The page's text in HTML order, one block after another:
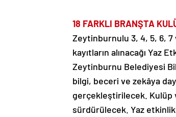
18 FARKLI BRANŞTA
Zeytinburnulu 3, 4, 5, 6, 7
kayıtların alınacağı
Zeytinburnu Belediyesi
bilgi, beceri ve zekâya
gerçekleştirilecek. Kulüp
sürdürülecek. Yaz